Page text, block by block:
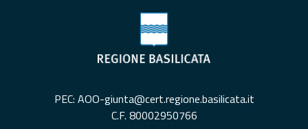
PEC: AOO-giunta@cert.regione.basilicata.it
C.F. 80002950766